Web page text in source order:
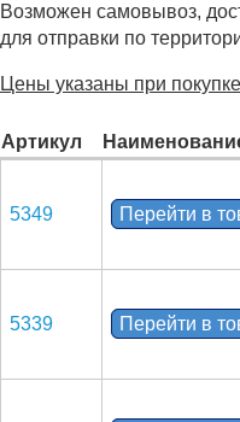
Возможен самовывоз,
для отправки по
Цены указаны при
Артикул
5349 Перейти в
5339 Перейти в